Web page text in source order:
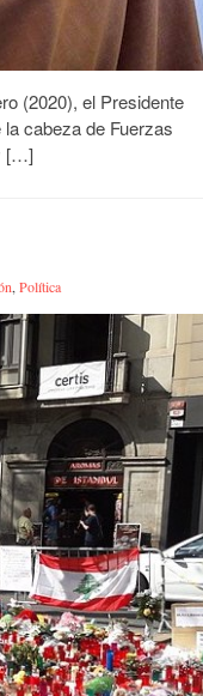
(2020), el Presidente
cabeza de Fuerzas
[…]
, Política